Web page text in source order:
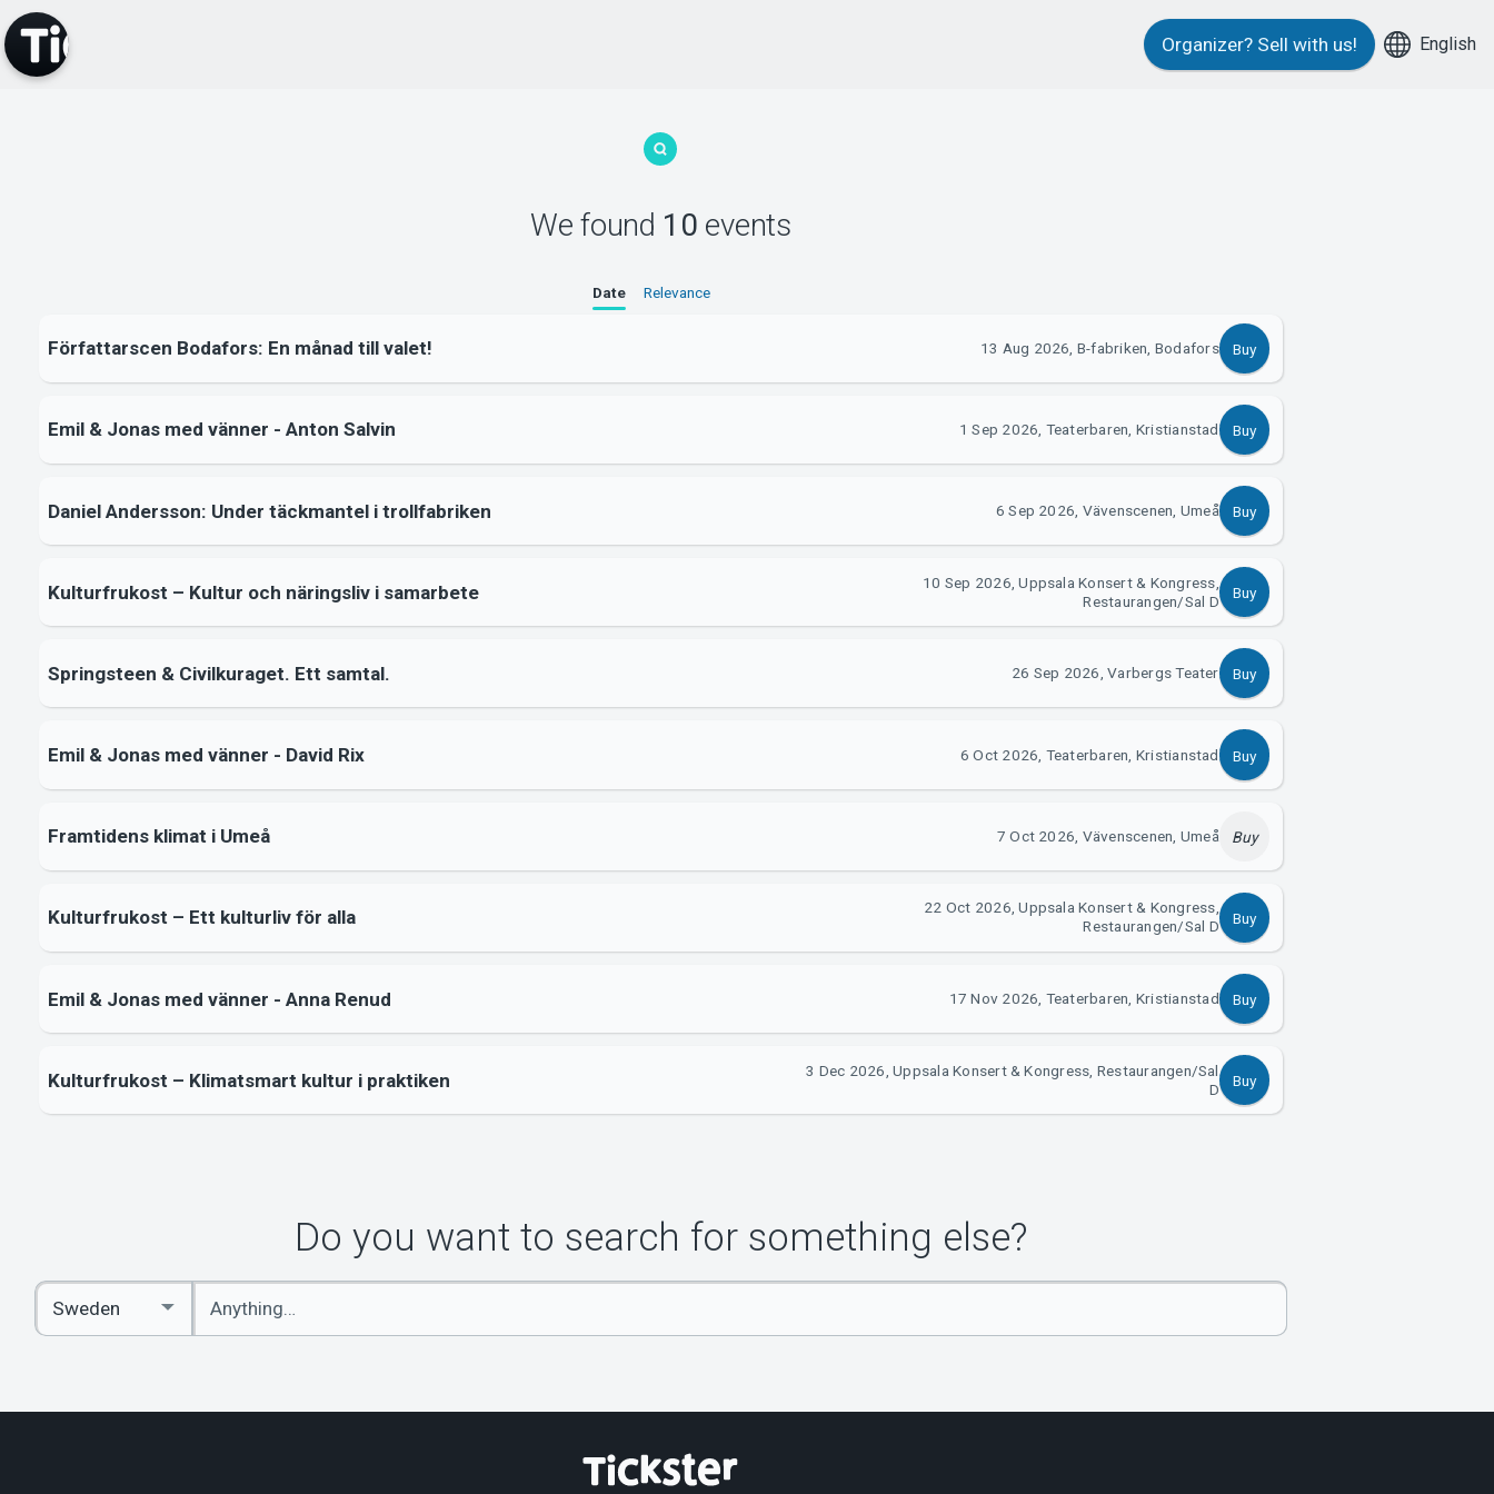
Organizer? Sell with us! English
We found 10 events
Date Relevance
Författarscen Bodafors: En månad till valet! 13 Aug 2026, B-fabriken, Bodafors Buy
Emil & Jonas med vänner - Anton Salvin 1 Sep 2026, Teaterbaren, Kristianstad Buy
Daniel Andersson: Under täckmantel i trollfabriken 6 Sep 2026, Vävenscenen, Umeå Buy
Kulturfrukost – Kultur och näringsliv i samarbete
10 Sep 2026, Uppsala Konsert & Kongress,
Restaurangen/Sal D
Buy
Springsteen & Civilkuraget. Ett samtal. 26 Sep 2026, Varbergs Teater Buy
Emil & Jonas med vänner - David Rix 6 Oct 2026, Teaterbaren, Kristianstad Buy
Framtidens klimat i Umeå 7 Oct 2026, Vävenscenen, Umeå Buy
Kulturfrukost – Ett kulturliv för alla
22 Oct 2026, Uppsala Konsert & Kongress,
Restaurangen/Sal D
Buy
Emil & Jonas med vänner - Anna Renud 17 Nov 2026, Teaterbaren, Kristianstad Buy
Kulturfrukost – Klimatsmart kultur i praktiken
3 Dec 2026, Uppsala Konsert & Kongress, Restaurangen/Sal
D
Buy
Do you want to search for something else?
Enter
keywords
Select
Country